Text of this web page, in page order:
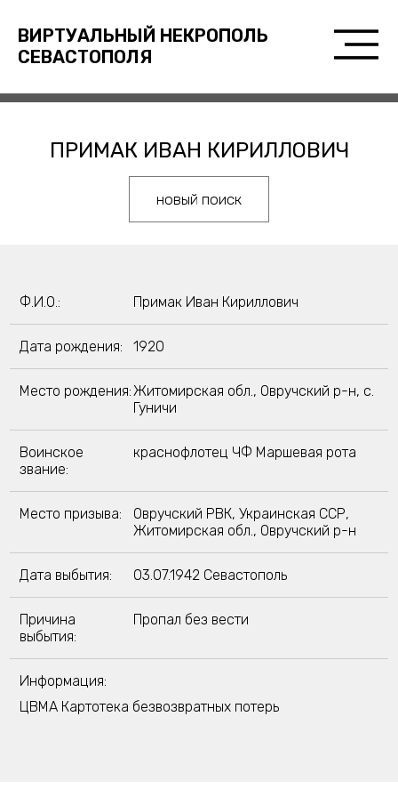
ВИРТУАЛЬНЫЙ НЕКРОПОЛЬ
СЕВАСТОПОЛЯ
ПРИМАК ИВАН КИРИЛЛОВИЧ
новый поиск
Ф.И.О.: Примак Иван Кириллович
Дата рождения: 1920
Место рождения:Житомирская обл., Овручский р-н, с.
Гуничи
Воинское
звание:
краснофлотец ЧФ Маршевая рота
Место призыва:
Овручский РВК, Украинская ССР,
Житомирская обл., Овручский р-н
Дата выбытия: 03.07.1942 Севастополь
Причина
выбытия:
Пропал без вести
Информация:
ЦВМА Картотека безвозвратных потерь